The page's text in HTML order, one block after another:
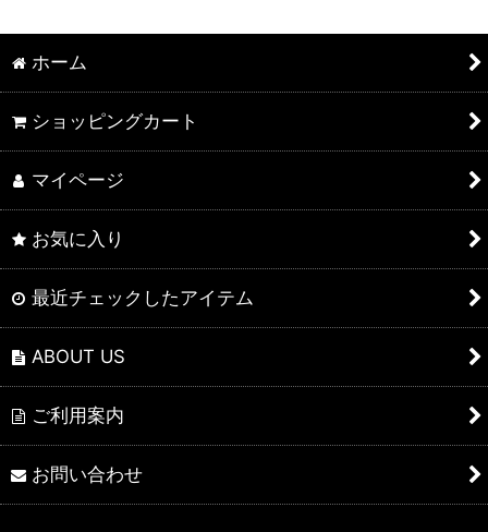
ホーム
ショッピングカート
マイページ
お気に入り
最近チェックしたアイテム
ABOUT US
ご利用案内
お問い合わせ